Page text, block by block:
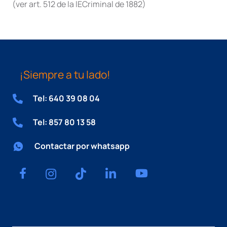
(ver art. 512 de la lECriminal de 1882)
¡Siempre a tu lado!
Tel: 640 39 08 04
Tel: 857 80 13 58
Contactar por whatsapp